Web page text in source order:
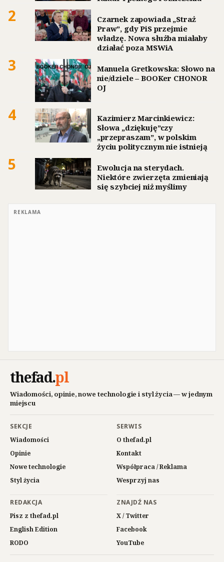
2
Czarnek zapowiada „Straż
Praw”, gdy PiS przejmie
władzę. Nowa służba miałaby
działać poza MSWiA
3
Manuela Gretkowska: Słowo na
nie/dziele – BOOKer CHONOR
OJ
4
Kazimierz Marcinkiewicz:
Słowa „dziękuję”czy
„przepraszam”, w polskim
życiu politycznym nie istnieją
5
Ewolucja na sterydach.
Niektóre zwierzęta zmieniają
się szybciej niż myślimy
REKLAMA
thefad.pl
Wiadomości, opinie, nowe technologie i styl życia — w jednym
miejscu
SEKCJE
Wiadomości
Opinie
Nowe technologie
Styl życia
SERWIS
O thefad.pl
Kontakt
Współpraca / Reklama
Wesprzyj nas
REDAKCJA
Pisz z thefad.pl
English Edition
RODO
ZNAJDŹ NAS
X / Twitter
Facebook
YouTube